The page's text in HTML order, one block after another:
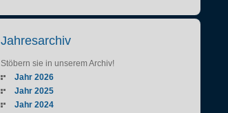
Jahresarchiv
Stöbern sie in unserem Archiv!
Jahr 2026
Jahr 2025
Jahr 2024